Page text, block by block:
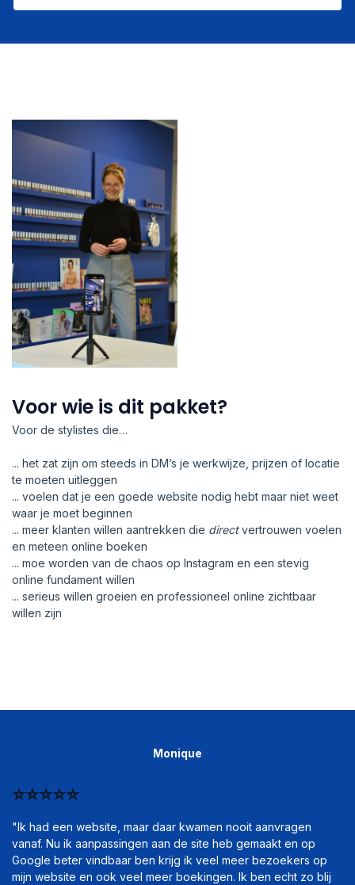
Voor wie is dit pakket?
Voor de stylistes die…
... het zat zijn om steeds in DM’s je werkwijze, prijzen of locatie
te moeten uitleggen
... voelen dat je een goede website nodig hebt maar niet weet
waar je moet beginnen
... meer klanten willen aantrekken die directvertrouwen voelen
en meteen online boeken
... moe worden van de chaos op Instagram en een stevig
online fundament willen
... serieus willen groeien en professioneel online zichtbaar
willen zijn
Monique
⭐️⭐️⭐️⭐️⭐️
"Ik had een website, maar daar kwamen nooit aanvragen
vanaf. Nu ik aanpassingen aan de site heb gemaakt en op
Google beter vindbaar ben krijg ik veel meer bezoekers op
mijn website en ook veel meer boekingen. Ik ben echt zo blij